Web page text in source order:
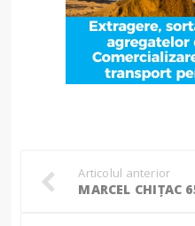
Articolul anterior